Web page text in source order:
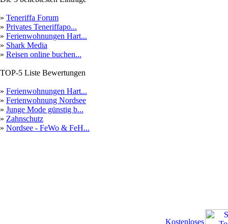
» Teneriffa Forum
» Privates Teneriffapo...
» Ferienwohnungen Hart...
» Shark Media
» Reisen online buchen...
TOP-5 Liste Bewertungen
» Ferienwohnungen Hart...
» Ferienwohnung Nordsee
» Junge Mode günstig b...
» Zahnschutz
» Nordsee - FeWo & FeH...